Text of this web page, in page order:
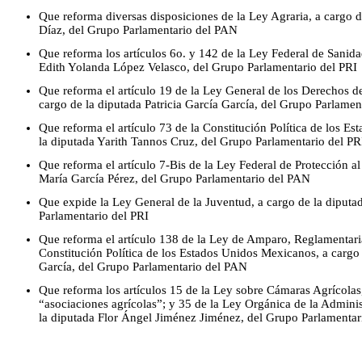
Que reforma diversas disposiciones de la Ley Agraria, a cargo
Díaz, del Grupo Parlamentario del PAN
Que reforma los artículos 6o. y 142 de la Ley Federal de
Edith Yolanda López Velasco, del Grupo Parlamentario del PRI
Que reforma el artículo 19 de la Ley General de los Derechos
cargo de la diputada Patricia García García, del Grupo
Que reforma el artículo 73 de la Constitución Política de los
la diputada Yarith Tannos Cruz, del Grupo Parlamentario del
Que reforma el artículo 7-Bis de la Ley Federal de Protección
María García Pérez, del Grupo Parlamentario del PAN
Que expide la Ley General de la Juventud, a cargo de la
Parlamentario del PRI
Que reforma el artículo 138 de la Ley de Amparo,
Constitución Política de los Estados Unidos Mexicanos, a
García, del Grupo Parlamentario del PAN
Que reforma los artículos 15 de la Ley sobre Cámaras
“asociaciones agrícolas”; y 35 de la Ley Orgánica de la
la diputada Flor Ángel Jiménez Jiménez, del Grupo